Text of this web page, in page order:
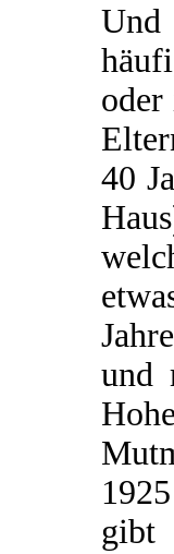
oder
40
und
gibt